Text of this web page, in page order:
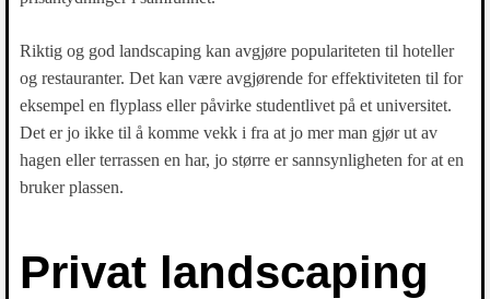
Riktig og god landscaping kan avgjøre populariteten til hoteller
og restauranter. Det kan være avgjørende for effektiviteten til for
eksempel en flyplass eller påvirke studentlivet på et universitet.
Det er jo ikke til å komme vekk i fra at jo mer man gjør ut av
hagen eller terrassen en har, jo større er sannsynligheten for at en
bruker plassen.
Privat landscaping